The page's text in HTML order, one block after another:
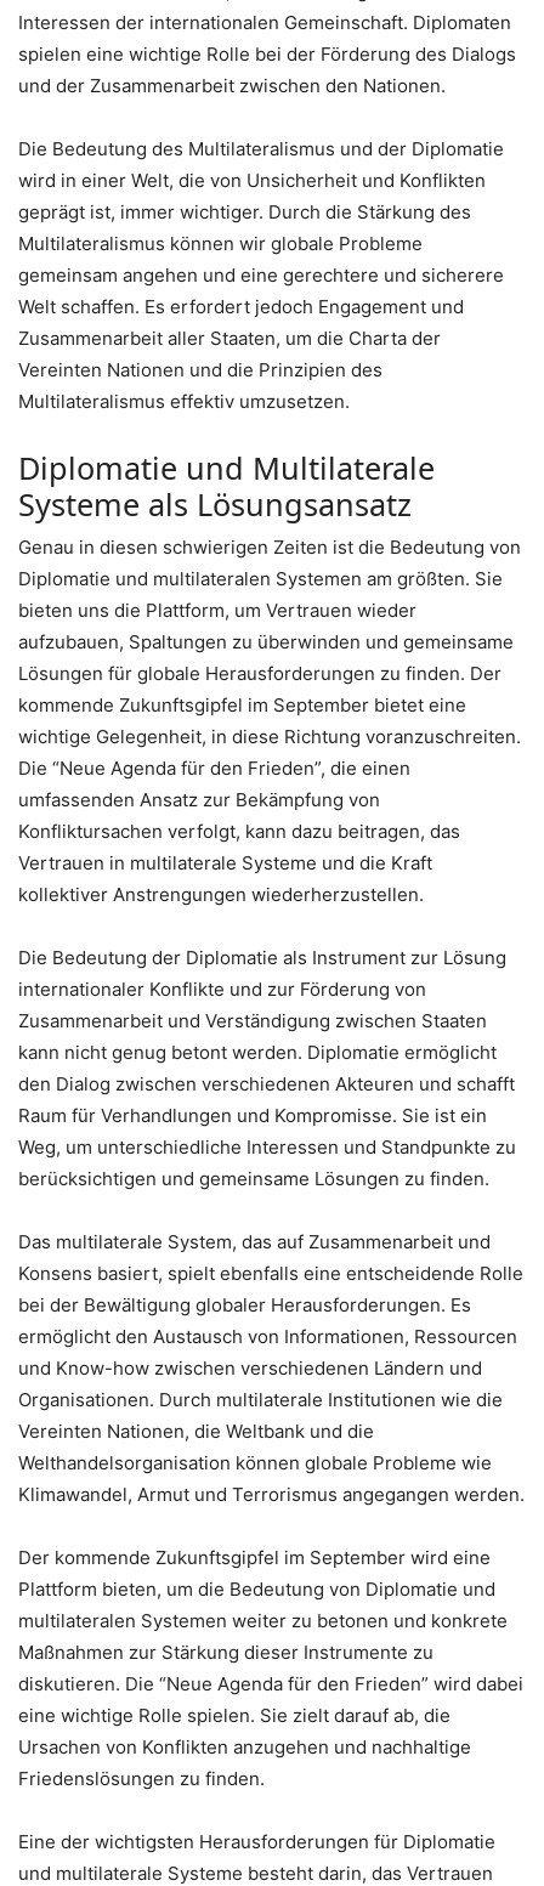
Interessen der internationalen Gemeinschaft. Diplomaten
spielen eine wichtige Rolle bei der Förderung des Dialogs
und der Zusammenarbeit zwischen den Nationen.
Die Bedeutung des Multilateralismus und der Diplomatie
wird in einer Welt, die von Unsicherheit und Konflikten
geprägt ist, immer wichtiger. Durch die Stärkung des
Multilateralismus können wir globale Probleme
gemeinsam angehen und eine gerechtere und sicherere
Welt schaffen. Es erfordert jedoch Engagement und
Zusammenarbeit aller Staaten, um die Charta der
Vereinten Nationen und die Prinzipien des
Multilateralismus effektiv umzusetzen.
Diplomatie und Multilaterale
Systeme als Lösungsansatz
Genau in diesen schwierigen Zeiten ist die Bedeutung von
Diplomatie und multilateralen Systemen am größten. Sie
bieten uns die Plattform, um Vertrauen wieder
aufzubauen, Spaltungen zu überwinden und gemeinsame
Lösungen für globale Herausforderungen zu finden. Der
kommende Zukunftsgipfel im September bietet eine
wichtige Gelegenheit, in diese Richtung voranzuschreiten.
Die “Neue Agenda für den Frieden”, die einen
umfassenden Ansatz zur Bekämpfung von
Konfliktursachen verfolgt, kann dazu beitragen, das
Vertrauen in multilaterale Systeme und die Kraft
kollektiver Anstrengungen wiederherzustellen.
Die Bedeutung der Diplomatie als Instrument zur Lösung
internationaler Konflikte und zur Förderung von
Zusammenarbeit und Verständigung zwischen Staaten
kann nicht genug betont werden. Diplomatie ermöglicht
den Dialog zwischen verschiedenen Akteuren und schafft
Raum für Verhandlungen und Kompromisse. Sie ist ein
Weg, um unterschiedliche Interessen und Standpunkte zu
berücksichtigen und gemeinsame Lösungen zu finden.
Das multilaterale System, das auf Zusammenarbeit und
Konsens basiert, spielt ebenfalls eine entscheidende Rolle
bei der Bewältigung globaler Herausforderungen. Es
ermöglicht den Austausch von Informationen, Ressourcen
und Know-how zwischen verschiedenen Ländern und
Organisationen. Durch multilaterale Institutionen wie die
Vereinten Nationen, die Weltbank und die
Welthandelsorganisation können globale Probleme wie
Klimawandel, Armut und Terrorismus angegangen werden.
Der kommende Zukunftsgipfel im September wird eine
Plattform bieten, um die Bedeutung von Diplomatie und
multilateralen Systemen weiter zu betonen und konkrete
Maßnahmen zur Stärkung dieser Instrumente zu
diskutieren. Die “Neue Agenda für den Frieden” wird dabei
eine wichtige Rolle spielen. Sie zielt darauf ab, die
Ursachen von Konflikten anzugehen und nachhaltige
Friedenslösungen zu finden.
Eine der wichtigsten Herausforderungen für Diplomatie
und multilaterale Systeme besteht darin, das Vertrauen